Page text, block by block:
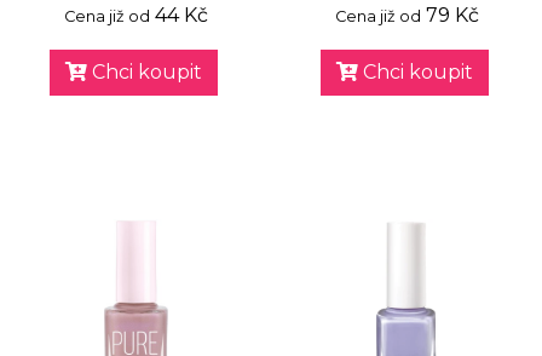
Cena již od 44 Kč
Chci koupit
Cena již od 79 Kč
Chci koupit